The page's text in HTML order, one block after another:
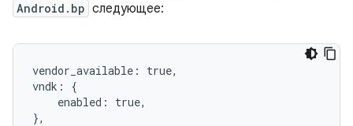
Android.bp следующее:
vendor_available: true,
vndk: {
    enabled: true,
},